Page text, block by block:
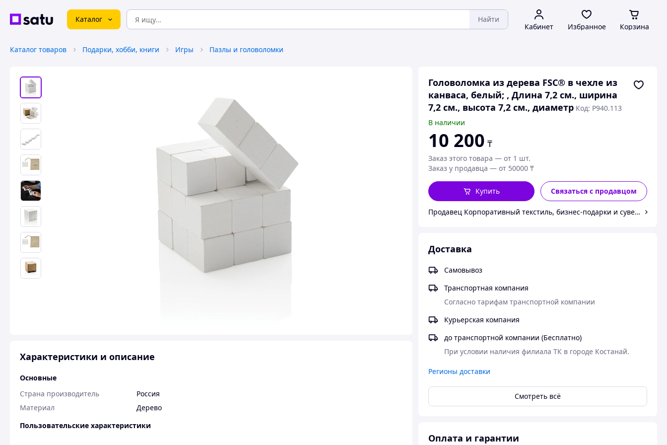
Каталог Найти
Кабинет Избранное Корзина
Каталог товаров Подарки, хобби, книги Игры Пазлы и головоломки
Головоломка из дерева FSC® в чехле из
канваса, белый; , Длина 7,2 см., ширина
7,2 см., высота 7,2 см., диаметр Код: P940.113
В наличии
10 200 ₸
Заказ этого товара — от 1 шт.
Заказ у продавца — от 50000 ₸
Купить Связаться с продавцом
Продавец Корпоративный текстиль, бизнес-подарки и сувениры |
Доставка
Самовывоз
Транспортная компания
Согласно тарифам транспортной компании
Курьерская компания
до транспортной компании (Бесплатно)
При условии наличия филиала ТК в городе Костанай.
Регионы доставки
Смотреть всё
Оплата и гарантии
Характеристики и описание
Основные
Страна производитель
Россия
Материал
Дерево
Пользовательские характеристики